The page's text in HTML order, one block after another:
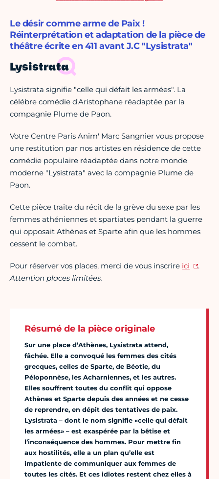
Le désir comme arme de Paix !
Réinterprétation et adaptation de la pièce de
théâtre écrite en 411 avant J.C "Lysistrata"
Lysistrata
Lysistrata signifie "celle qui défait les armées". La
célébre comédie d'Aristophane réadaptée par la
compagnie Plume de Paon.
Votre Centre Paris Anim' Marc Sangnier vous propose
une restitution par nos artistes en résidence de cette
comédie populaire réadaptée dans notre monde
moderne "Lysistrata" avec la compagnie Plume de
Paon.
Cette pièce traite du récit de la grève du sexe par les
femmes athéniennes et spartiates pendant la guerre
qui opposait Athènes et Sparte afin que les hommes
cessent le combat.
Pour réserver vos places, merci de vous inscrire ici
.
Attention places limitées.
Résumé de la pièce originale
Sur une place d’Athènes, Lysistrata attend,
fâchée. Elle a convoqué les femmes des cités
grecques, celles de Sparte, de Béotie, du
Péloponnèse, les Acharniennes, et les autres.
Elles souffrent toutes du conflit qui oppose
Athènes et Sparte depuis des années et ne cesse
de reprendre, en dépit des tentatives de paix.
Lysistrata – dont le nom signifie «celle qui défait
les armées» – est exaspérée par la bêtise et
l’inconséquence des hommes. Pour mettre fin
aux hostilités, elle a un plan qu’elle est
impatiente de communiquer aux femmes de
toutes les cités. Et ces idiotes restent chez elles à